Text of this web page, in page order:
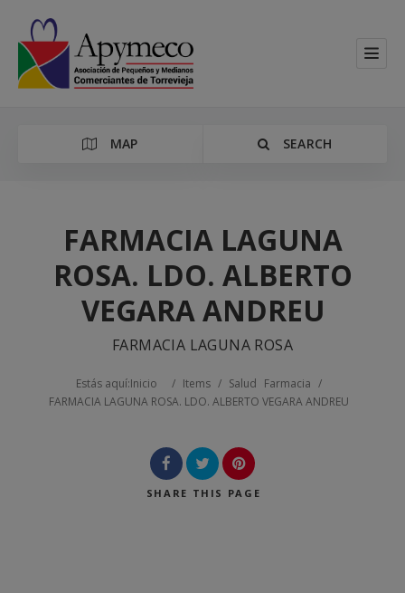
MAP SEARCH
Categoría
Location
Buscar
FARMACIA LAGUNA
ROSA. LDO. ALBERTO
VEGARA ANDREU
FARMACIA LAGUNA ROSA
Estás aquí:Inicio / Items / Salud Farmacia /
FARMACIA LAGUNA ROSA. LDO. ALBERTO VEGARA ANDREU
SHARE THIS PAGE